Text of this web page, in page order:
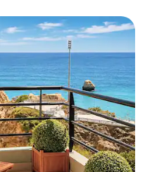
appréciés